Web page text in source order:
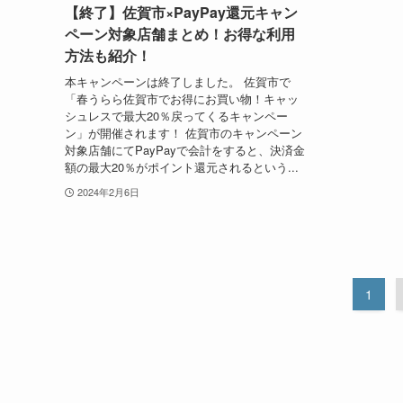
【終了】佐賀市×PayPay還元キャン
ペーン対象店舗まとめ！お得な利用
方法も紹介！
本キャンペーンは終了しました。 佐賀市で
「春うらら佐賀市でお得にお買い物！キャッ
シュレスで最大20％戻ってくるキャンペー
ン」が開催されます！ 佐賀市のキャンペーン
対象店舗にてPayPayで会計をすると、決済金
額の最大20％がポイント還元されるという...
2024年2月6日
1